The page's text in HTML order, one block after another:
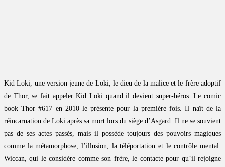
Kid Loki, une version jeune de Loki, le dieu de la malice et le frère adoptif
de Thor, se fait appeler Kid Loki quand il devient super-héros. Le comic
book Thor #617 en 2010 le présente pour la première fois. Il naît de la
réincarnation de Loki après sa mort lors du siège d’Asgard. Il ne se souvient
pas de ses actes passés, mais il possède toujours des pouvoirs magiques
comme la métamorphose, l’illusion, la téléportation et le contrôle mental.
Wiccan, qui le considère comme son frère, le contacte pour qu’il rejoigne